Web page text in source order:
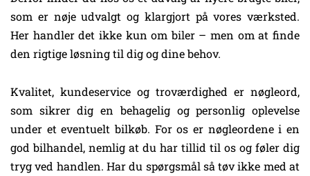
som er nøje udvalgt og klargjort på vores værksted.
Her handler det ikke kun om biler – men om at finde
den rigtige løsning til dig og dine behov.
Kvalitet, kundeservice og troværdighed er nøgleord,
som sikrer dig en behagelig og personlig oplevelse
under et eventuelt bilkøb. For os er nøgleordene i en
god bilhandel, nemlig at du har tillid til os og føler dig
tryg ved handlen. Har du spørgsmål så tøv ikke med at